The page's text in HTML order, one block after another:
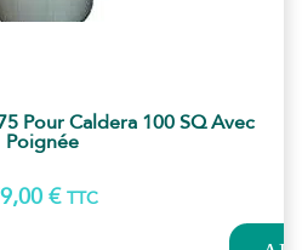
Pour Caldera 100 SQ Avec
Poignée
€ TTC